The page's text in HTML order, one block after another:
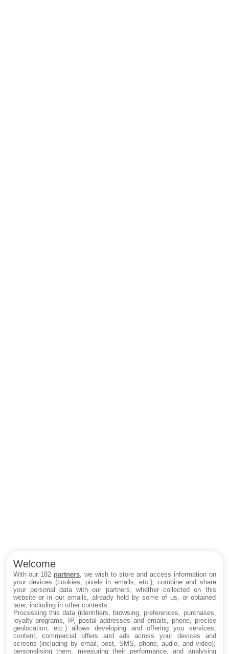
Welcome
With our 182 partners , we wish to store and access information on
your devices (cookies, pixels in emails, etc.), combine and share
your personal data with our partners, whether collected on this
website or in our emails, already held by some of us, or obtained
later, including in other contexts.
Processing this data (identifiers, browsing, preferences, purchases,
loyalty programs, IP, postal addresses and emails, phone, precise
geolocation, etc.) allows developing and offering you services,
content, commercial offers and ads across your devices and
screens (including by email, post, SMS, phone, audio, and video),
personalising them, measuring their performance, and analysing